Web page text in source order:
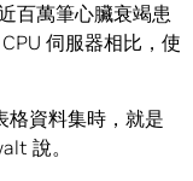
百萬筆心臟衰竭患
伺服器相比，使
格資料集時，就是
說。